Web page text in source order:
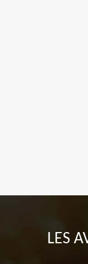
LES